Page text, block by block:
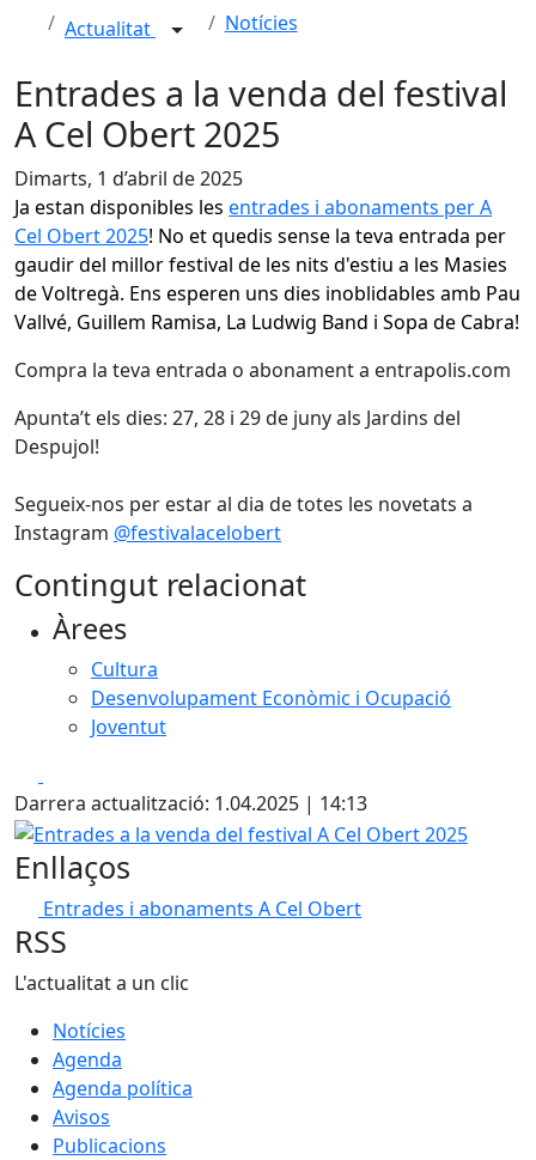
Actualitat Notícies
Entrades a la venda del festival
A Cel Obert 2025
Dimarts, 1 d’abril de 2025
Ja estan disponibles les entrades i abonaments per A
Cel Obert 2025! No et quedis sense la teva entrada per
gaudir del millor festival de les nits d'estiu a les Masies
de Voltregà. Ens esperen uns dies inoblidables amb Pau
Vallvé, Guillem Ramisa, La Ludwig Band i Sopa de Cabra!
Compra la teva entrada o abonament a entrapolis.com
Apunta’t els dies: 27, 28 i 29 de juny als Jardins del
Despujol!
Segueix-nos per estar al dia de totes les novetats a
Instagram @festivalacelobert
Contingut relacionat
Àrees
Cultura
Desenvolupament Econòmic i Ocupació
Joventut
Darrera actualització: 1.04.2025 | 14:13
Entrades a la venda del festival A Cel Obert 2025
Enllaços
Entrades i abonaments A Cel Obert
RSS
L'actualitat a un clic
Notícies
Agenda
Agenda política
Avisos
Publicacions